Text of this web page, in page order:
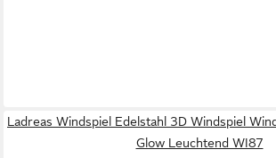
Ladreas Windspiel Edelstahl 3D Windspiel
Glow Leuchtend WI87